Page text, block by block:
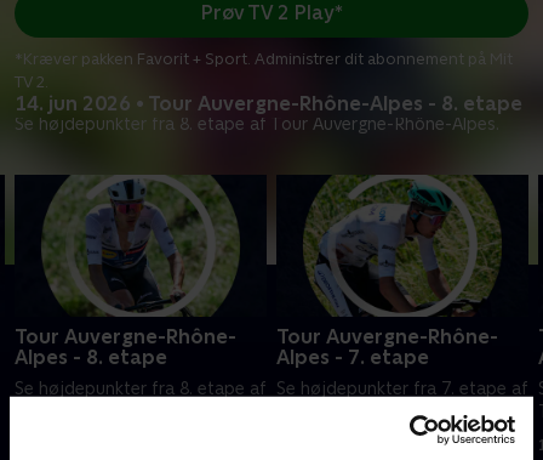
14. jun 2026 • Tour Auvergne-Rhône-Alpes - 8. etape
Se højdepunkter fra 8. etape af Tour Auvergne-Rhône-Alpes.
Prøv TV 2 Play*
*Kræver pakken Favorit + Sport. Administrer dit abonnement på Mit
TV 2.
Tour Auvergne-Rhône-
Alpes - 8. etape
Se højdepunkter fra 8. etape af
Tour Auvergne-Rhône-
Alpes - 7. etape
Se højdepunkter fra 7. etape af
Tour Auvergne-Rhône-Alpes.